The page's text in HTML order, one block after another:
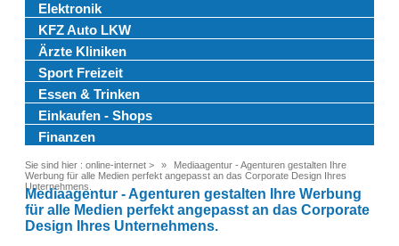
Elektronik
KFZ Auto LKW
Ärzte Kliniken
Sport Freizeit
Essen & Trinken
Einkaufen - Shops
Finanzen
Sie sind hier : online-internet >
Mediaagentur - Agenturen gestalten Ihre
Werbung für alle Medien perfekt angepasst an das Corporate Design Ihres
Unternehmens.
Mediaagentur - Agenturen gestalten Ihre Werbung
für alle Medien perfekt angepasst an das Corporate
Design Ihres Unternehmens.